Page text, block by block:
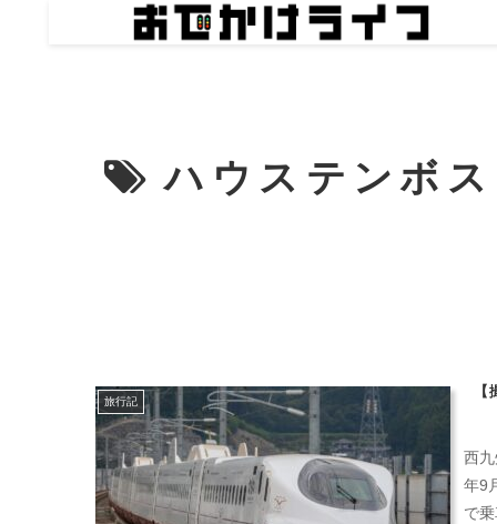
ハウステンボス
旅行記
西
年9
で